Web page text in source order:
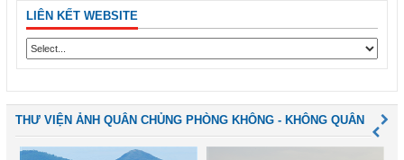
LIÊN KẾT WEBSITE
THƯ VIỆN ẢNH QUÂN CHỦNG PHÒNG KHÔNG - KHÔNG QUÂN